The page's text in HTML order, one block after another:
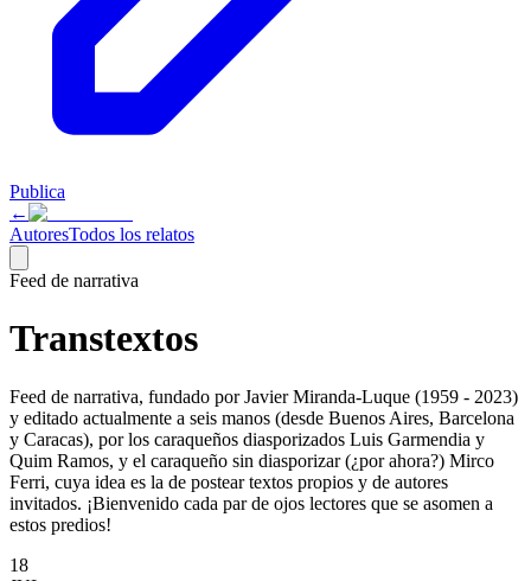
Publica
←
AutoresTodos los relatos
Feed de narrativa
Transtextos
Feed de narrativa, fundado por Javier Miranda-Luque (1959 - 2023)
y editado actualmente a seis manos (desde Buenos Aires, Barcelona
y Caracas), por los caraqueños diasporizados Luis Garmendia y
Quim Ramos, y el caraqueño sin diasporizar (¿por ahora?) Mirco
Ferri, cuya idea es la de postear textos propios y de autores
invitados. ¡Bienvenido cada par de ojos lectores que se asomen a
estos predios!
18